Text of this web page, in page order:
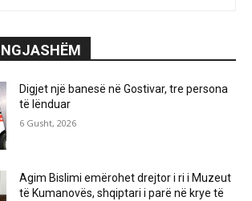
Digjet një banesë në Gostivar, tre persona
të lënduar
6 Gusht, 2026
Agim Bislimi emërohet drejtor i ri i Muzeut
të Kumanovës, shqiptari i parë në krye të